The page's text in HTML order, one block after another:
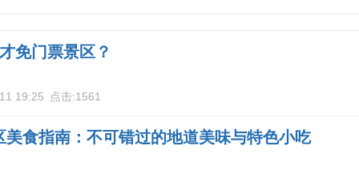
游，邮轮什么时候订最便宜？
免门票景区？
19:25 点击:1561
美食指南：不可错过的地道美味与特色小吃